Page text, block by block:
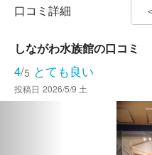
口コミ詳細
しながわ水族館の口コミ
4/5 とても良い
投稿日 2026/5/9 土